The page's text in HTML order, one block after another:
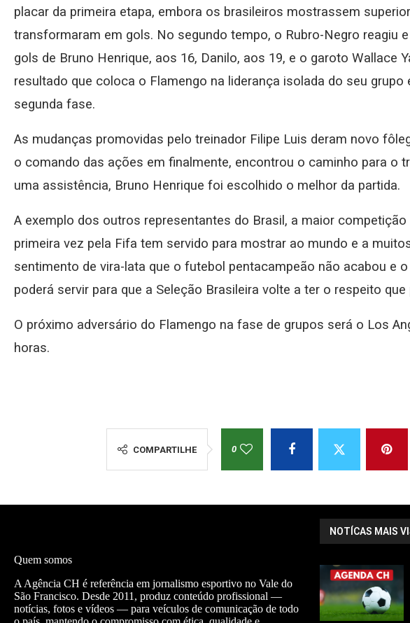
placar da primeira etapa, embora os brasileiros mostrassem
transformaram em gols. No segundo tempo, o Rubro-Negro reagiu
gols de Bruno Henrique, aos 16, Danilo, aos 19, e o garoto Wallace
resultado que coloca o Flamengo na liderança isolada do seu grupo
segunda fase.
As mudanças promovidas pelo treinador Filipe Luis deram novo
o comando das ações em finalmente, encontrou o caminho para o
uma assistência, Bruno Henrique foi escolhido o melhor da partida.
A exemplo dos outros representantes do Brasil, a maior competição
primeira vez pela Fifa tem servido para mostrar ao mundo e a
sentimento de vira-lata que o futebol pentacampeão não acabou e
poderá servir para que a Seleção Brasileira volte a ter o respeito
O próximo adversário do Flamengo na fase de grupos será o Los
horas.
COMPARTILHE 0
Quem somos
A Agência CH é referência em jornalismo esportivo no Vale do
São Francisco. Desde 2011, produz conteúdo profissional —
notícias, fotos e vídeos — para veículos de comunicação de todo
NOTÍCAS MAIS